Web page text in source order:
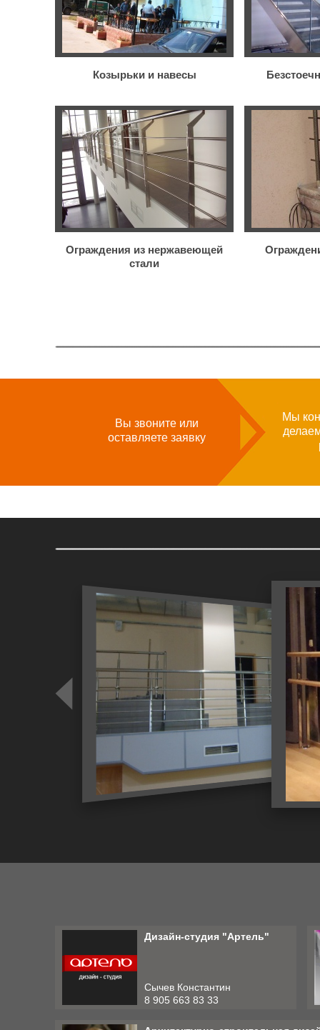
Козырьки и навесы
Ограждения из нержавеющей
стали
Вы звоните или
оставляете заявку
Мы
Дизайн-студия "Артель"
Сычев Константин
8 905 663 83 33